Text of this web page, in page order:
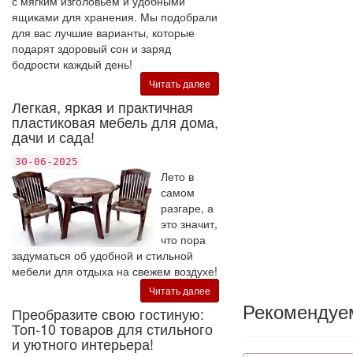
ящиками для хранения. Мы подобрали
для вас лучшие варианты, которые
подарят здоровый сон и заряд
бодрости каждый день!
Читать далее
Легкая, яркая и практичная
пластиковая мебель для дома,
дачи и сада!
30-06-2025
Лето в
самом
разгаре, а
это значит,
что пора
задуматься об удобной и стильной
мебели для отдыха на свежем воздухе!
Читать далее
Преобразите свою гостиную:
Топ-10 товаров для стильного
и уютного интерьера!